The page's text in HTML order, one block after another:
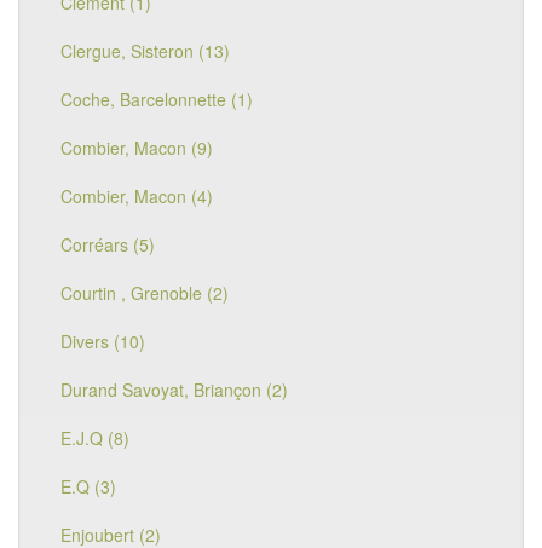
Clergue, Sisteron (13)
Coche, Barcelonnette (1)
Combier, Macon (9)
Combier, Macon (4)
Corréars (5)
Courtin , Grenoble (2)
Divers (10)
Durand Savoyat, Briançon (2)
E.J.Q (8)
E.Q (3)
Enjoubert (2)